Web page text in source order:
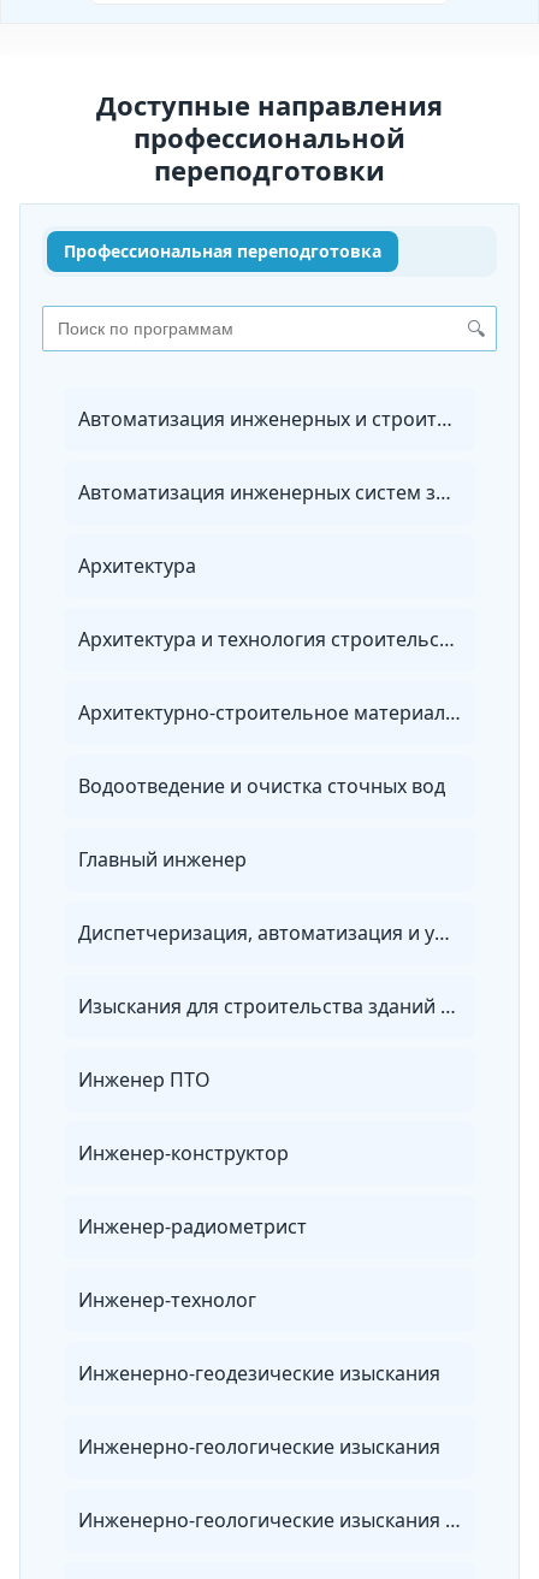
Доступные направления
профессиональной
переподготовки
Профессиональная переподготовка
🔍
Автоматизация инженерных и строительных технологий
Автоматизация инженерных систем зданий и сооружений
Архитектура
Архитектура и технология строительства
Архитектурно-строительное материаловедение
Водоотведение и очистка сточных вод
Главный инженер
Диспетчеризация, автоматизация и управление инженерными системами на объектах повышенного уровня ответственности
Изыскания для строительства зданий и сооружений
Инженер ПТО
Инженер-конструктор
Инженер-радиометрист
Инженер-технолог
Инженерно-геодезические изыскания
Инженерно-геологические изыскания
Инженерно-геологические изыскания для строительства